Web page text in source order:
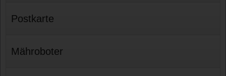
Postkarte
Mähroboter